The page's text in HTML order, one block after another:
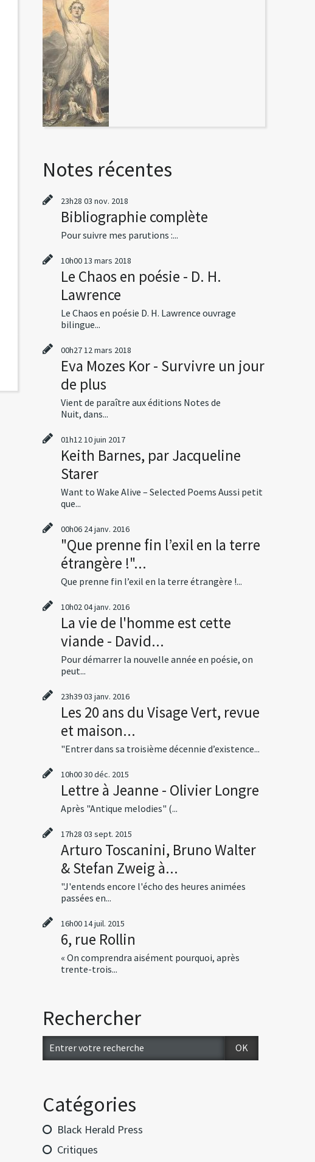
Notes récentes
23h28 03 nov. 2018
Bibliographie complète
Pour suivre mes parutions :...
10h0013 mars 2018
Le Chaos en poésie - D. H.
Lawrence
Le Chaos en poésie D. H. Lawrence ouvrage
bilingue...
00h2712mars 2018
Eva Mozes Kor - Survivre un jour
de plus
Vient de paraître aux éditions Notes de
Nuit, dans...
01h1210juin 2017
Keith Barnes, par Jacqueline
Starer
Want to Wake Alive – Selected Poems Aussi petit
que...
00h06 24janv. 2016
"Que prenne fin l’exil en la terre
étrangère !"...
Que prenne fin l’exil en la terre étrangère !...
10h0204janv. 2016
La vie de l'homme est cette
viande - David...
Pour démarrer la nouvelle année en poésie, on
peut...
23h3903 janv. 2016
Les 20 ans du Visage Vert, revue
et maison...
"Entrer dans sa troisième décennie d’existence...
10h0030déc. 2015
Lettre à Jeanne - Olivier Longre
Après "Antique melodies" (...
17h28 03 sept. 2015
Arturo Toscanini, Bruno Walter
& Stefan Zweig à...
"J'entends encore l'écho des heures animées
passées en...
16h0014juil. 2015
6, rue Rollin
« On comprendra aisément pourquoi, après
trente-trois...
Rechercher
Catégories
Black Herald Press
Critiques